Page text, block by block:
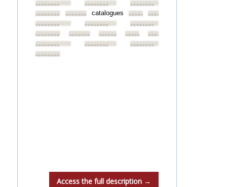
••••••••
••••••••
••••••••
••••••••
•••••••• catalogues ••••••••••••••••
••••••••
••••••••
••••••••
••••••••
•••••••• •••••••• ••••••••••••••••
••••••••
••••••••
••••••••
••••••••
Access the full description →